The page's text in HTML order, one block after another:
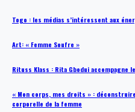
Togo : les médias s’intéressent aux
Art: « Femme Soufre »
Rituss Klass : Rita Gbodui accompagne
« Mon corps, mes droits » :
corporelle de la femme